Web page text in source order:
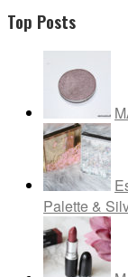
Top Posts
Palette &